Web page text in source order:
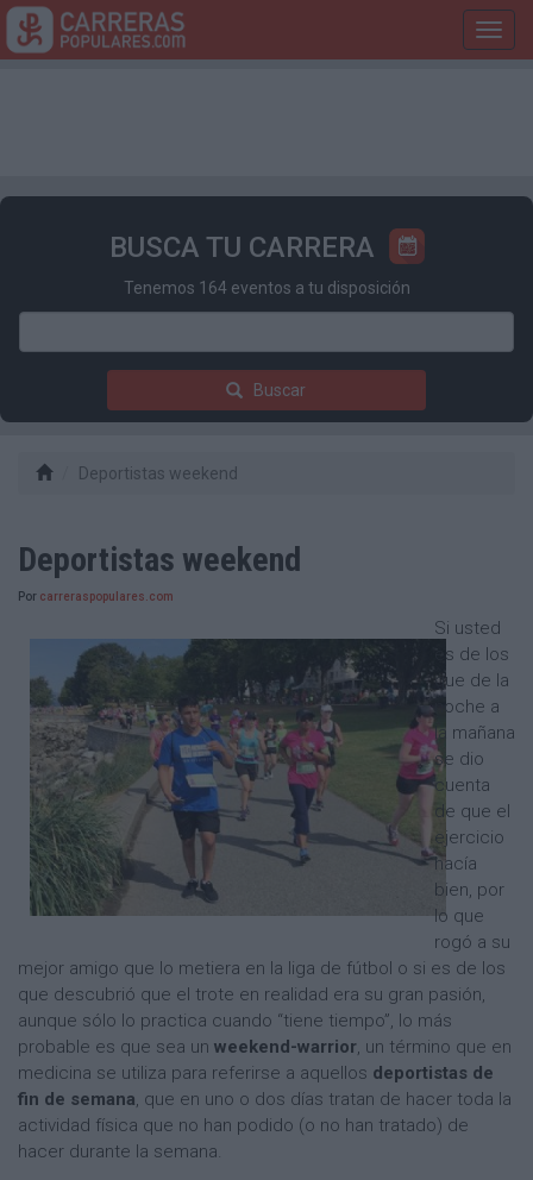
BUSCA TU CARRERA
Tenemos 164 eventos a tu disposición
Buscar
Deportistas weekend
Deportistas weekend
Por carreraspopulares.com
Si usted
es de los
que de la
noche a
la mañana
se dio
cuenta
de que el
ejercicio
hacía
bien, por
lo que
rogó a su
mejor amigo que lo metiera en la liga de fútbol o si es de los
que descubrió que el trote en realidad era su gran pasión,
aunque sólo lo practica cuando “tiene tiempo”, lo más
probable es que sea un weekend-warrior, un término que en
medicina se utiliza para referirse a aquellos deportistas de
fin de semana, que en uno o dos días tratan de hacer toda la
actividad física que no han podido (o no han tratado) de
hacer durante la semana.